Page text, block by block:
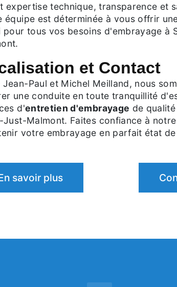
expertise technique, transparence et
équipe est déterminée à vous offrir
pour tous vos besoins d'embrayage à
et Contact
Jean-Paul et Michel Meilland, nous
une conduite en toute tranquillité
d'entretien d'embrayage de
Just-Malmont. Faites confiance à
votre embrayage en parfait état
savoir plus